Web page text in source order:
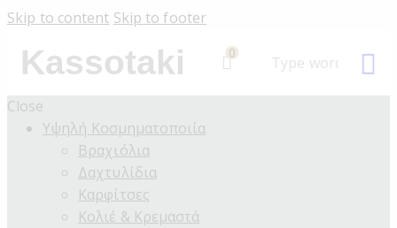
Skip to content Skip to footer
Kassotaki 0
Close
Υψηλή Κοσμηματοποιία
Βραχιόλια
Δαχτυλίδια
Καρφίτσες
Κολιέ & Κρεμαστά